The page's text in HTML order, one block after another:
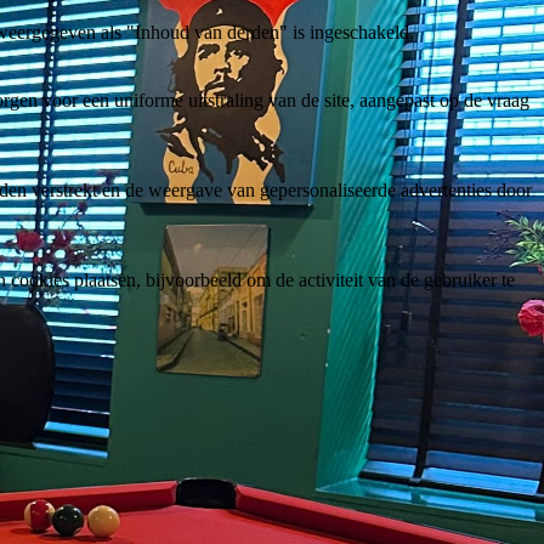
als "Inhoud van derden" is ingeschakeld.
voor een uniforme uitstraling van de site, aangepast op de vraag
verstrekt en de weergave van gepersonaliseerde advertenties door
plaatsen, bijvoorbeeld om de activiteit van de gebruiker te